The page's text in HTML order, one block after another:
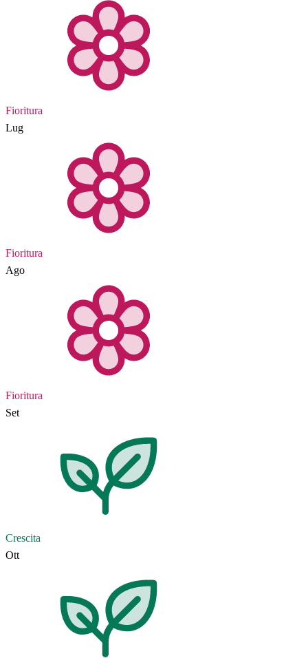
Fioritura
Lug
Fioritura
Ago
Fioritura
Set
Crescita
Ott